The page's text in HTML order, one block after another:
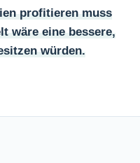
profitieren muss
wäre eine bessere,
würden.